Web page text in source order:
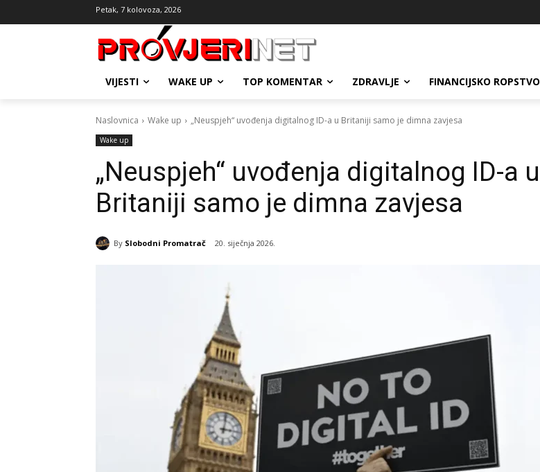
Petak, 7 kolovoza, 2026
VIJESTI WAKE UP TOP KOMENTAR ZDRAVLJE FINANCIJSKO ROPSTVO
Naslovnica Wake up „Neuspjeh“ uvođenja digitalnog ID-a u Britaniji samo je dimna zavjesa
Wake up
„Neuspjeh“ uvođenja digitalnog ID-a u
Britaniji samo je dimna zavjesa
By Slobodni Promatrač 20. siječnja 2026.